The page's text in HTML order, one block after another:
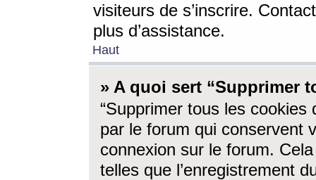
visiteurs de s’inscrire.
plus d’assistance.
Haut
» A quoi sert “Supprimer
“Supprimer tous les cookies
par le forum qui conservent
connexion sur le forum.
telles que l’enregistrement